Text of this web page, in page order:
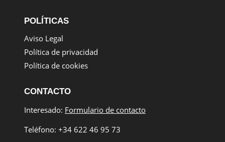
POLÍTICAS
Aviso Legal
Política de privacidad
Política de cookies
CONTACTO
Interesado: Formulario de contacto
Teléfono: +34 622 46 95 73